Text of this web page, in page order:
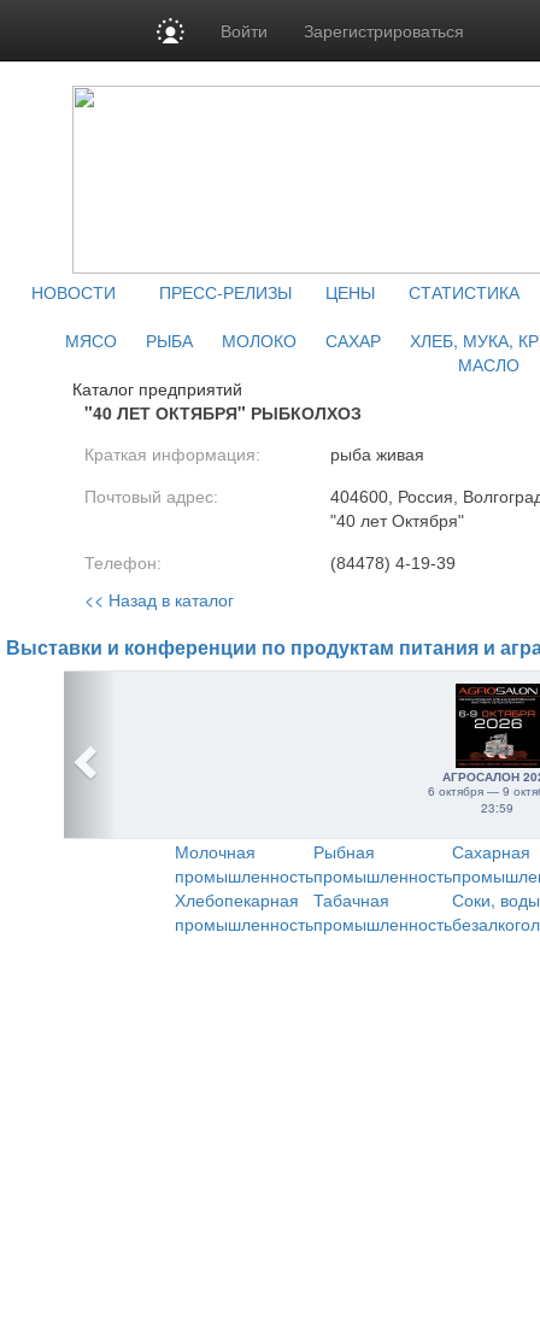
Войти Зарегистрироваться
НОВОСТИ ПРЕСС-РЕЛИЗЫ ЦЕНЫ
СТАТИСТИКА
МЯСО
РЫБА МОЛОКО САХАР
ХЛЕБ, МУКА,
МАСЛО
Каталог предприятий
"40 ЛЕТ ОКТЯБРЯ" РЫБКОЛХОЗ
Краткая информация: рыба живая
Почтовый адрес:
404600, Россия,
"40 лет Октября"
Телефон: (84478) 4-19-39
<< Назад в каталог
Выставки и конференции по продуктам питания и
АГРОСАЛОН
6 октября — 9
23:59
Молочная
промышленность
Рыбная
промышленность
Сахарная
Хлебопекарная
промышленность
Табачная
промышленность
Соки,